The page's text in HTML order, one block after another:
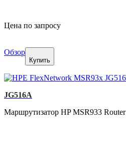
Цена по запросу
Обзор
Купить
JG516A
Маршрутизатор HP MSR933